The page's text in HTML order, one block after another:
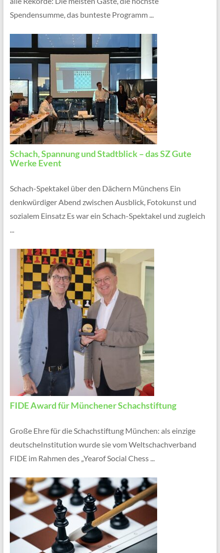
Spendensumme, das bunteste Programm ...
Schach, Spannung und Stadtblick – das SZ Gute
Werke Event
Schach-Spektakel über den Dächern Münchens Ein
denkwürdiger Abend zwischen Ausblick, Fotokunst und
sozialem Einsatz Es war ein Schach-Spektakel und zugleich
FIDE Award für Münchener Schachstiftung
Große Ehre für die Schachstiftung München: als einzige
deutscheInstitution wurde sie vom Weltschachverband
FIDE im Rahmen des „Yearof Social Chess ...